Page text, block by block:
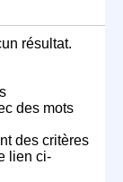
résultat.
des mots
des critères
lien ci-